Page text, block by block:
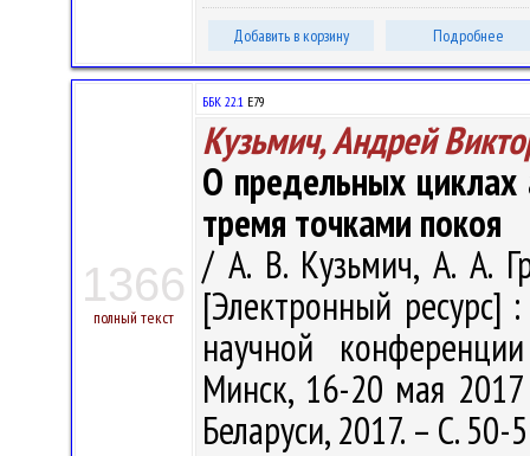
Добавить в корзину Подробнее
1366
полный текст
ББК 22.1 Е79
Кузьмич, Андрей
О предельных циклах
тремя точками покоя
/ А. В. Кузьмич, А. А.
[Электронный
научной
Минск, 16-20 мая
Беларуси, 2017. – С. 50-